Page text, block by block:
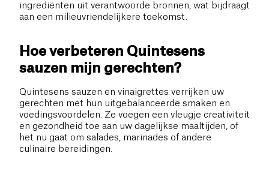
ingrediënten uit verantwoorde bronnen, wat bijdraagt
aan een milieuvriendelijkere toekomst.
Hoe verbeteren Quintesens
sauzen mijn gerechten?
Quintesens sauzen en vinaigrettes verrijken uw
gerechten met hun uitgebalanceerde smaken en
voedingsvoordelen. Ze voegen een vleugje creativiteit
en gezondheid toe aan uw dagelijkse maaltijden, of
het nu gaat om salades, marinades of andere
culinaire bereidingen.